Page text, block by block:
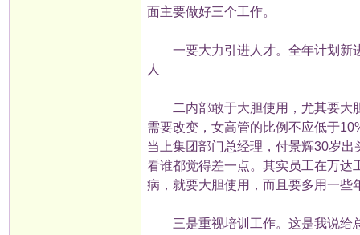
面主要做好三个工作。
一要大力引进人才。全年计划新进
人
二内部敢于大胆使用，尤其要大胆
需要改变，女高管的比例不应低于
当上集团部门总经理，付景辉30岁
看谁都觉得差一点。其实员工在万达
病，就要大胆使用，而且要多用一些
三是重视培训工作。这是我说给总